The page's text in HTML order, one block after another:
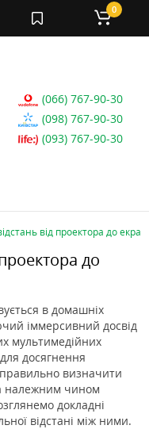
(066) 767-90-30
(098) 767-90-30
(093) 767-90-30
0
від проектора до
до
в домашніх
іммерсивний досвід
мультимедійних
досягнення
визначити
належним чином
докладні
відстані між ними.